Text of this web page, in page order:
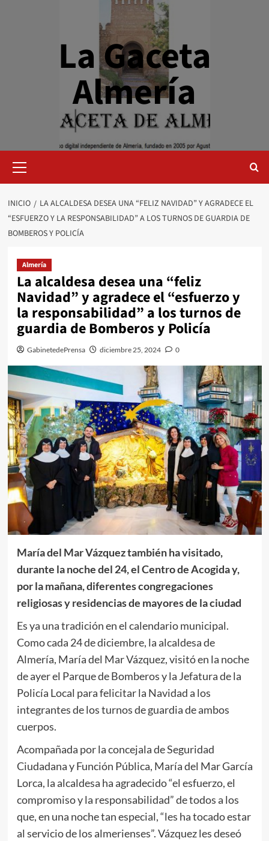
La Gaceta
Almería
primario
INICIO
LA ALCALDESA DESEA UNA “FELIZ NAVIDAD” Y AGRADECE EL
“ESFUERZO Y LA RESPONSABILIDAD” A LOS TURNOS DE GUARDIA DE
BOMBEROS Y POLICÍA
Almería
La alcaldesa desea una “feliz
Navidad” y agradece el “esfuerzo y
la responsabilidad” a los turnos de
guardia de Bomberos y Policía
GabinetedePrensa diciembre 25, 2024 0
María del Mar Vázquez también ha visitado,
durante la noche del 24, el Centro de Acogida y,
por la mañana, diferentes congregaciones
religiosas y residencias de mayores de la ciudad
Es ya una tradición en el calendario municipal.
Como cada 24 de diciembre, la alcaldesa de
Almería, María del Mar Vázquez, visitó en la noche
de ayer el Parque de Bomberos y la Jefatura de la
Policía Local para felicitar la Navidad a los
integrantes de los turnos de guardia de ambos
cuerpos.
Acompañada por la concejala de Seguridad
Ciudadana y Función Pública, María del Mar García
Lorca, la alcaldesa ha agradecido “el esfuerzo, el
compromiso y la responsabilidad” de todos a los
que, en una noche tan especial, “les ha tocado estar
al servicio de los almerienses”. Vázquez les deseó